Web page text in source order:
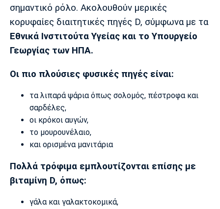
σημαντικό ρόλο. Ακολουθούν μερικές
κορυφαίες διαιτητικές πηγές D, σύμφωνα με τα
Εθνικά Ινστιτούτα Υγείας και το Υπουργείο
Γεωργίας των ΗΠΑ.
Οι πιο πλούσιες φυσικές πηγές είναι:
τα λιπαρά ψάρια όπως σολομός, πέστροφα και
σαρδέλες,
οι κρόκοι αυγών,
το μουρουνέλαιο,
και ορισμένα μανιτάρια
Πολλά τρόφιμα εμπλουτίζονται επίσης με
βιταμίνη D, όπως:
γάλα και γαλακτοκομικά,